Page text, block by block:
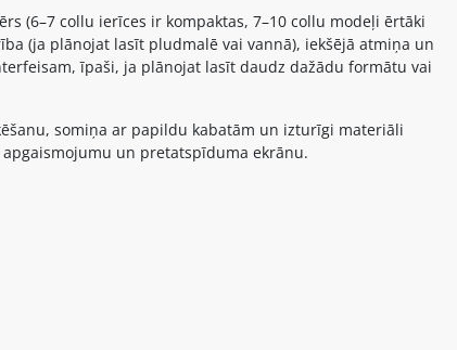
(6–7 collu ierīces ir kompaktas, 7–10 collu modeļi ērtāki
(ja plānojat lasīt pludmalē vai vannā), iekšējā atmiņa un
īpaši, ja plānojat lasīt daudz dažādu formātu vai
somiņa ar papildu kabatām un izturīgi materiāli
un pretatspīduma ekrānu.